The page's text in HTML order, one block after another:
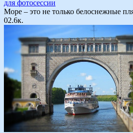
для фотосессии
Море – это не только белоснежные
02.6к.